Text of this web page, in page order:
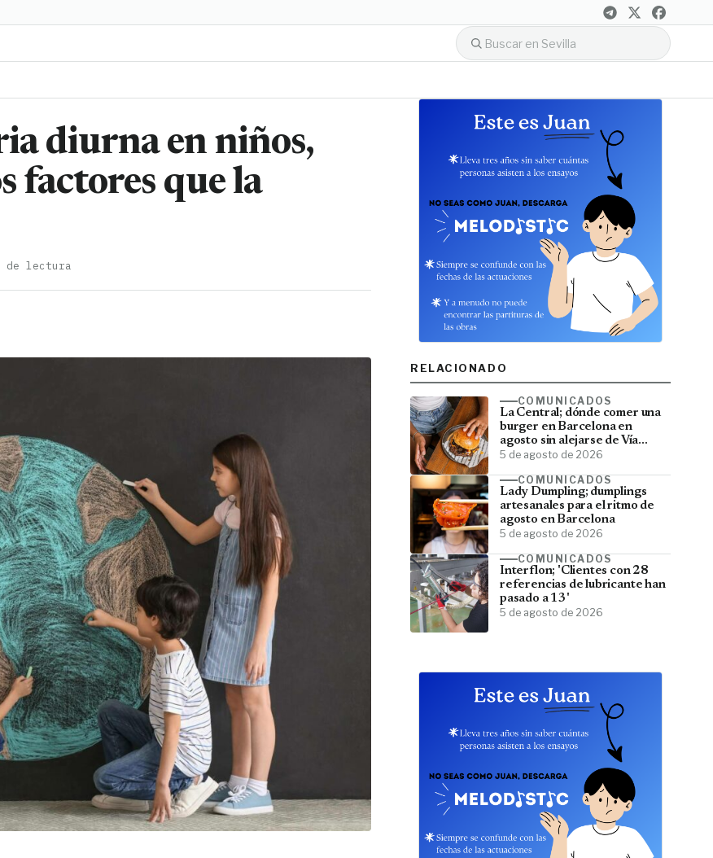
diurna en niños,
factores que la
de lectura
RELACIONADO
COMUNICADOS
La Central; dónde comer una
burger en Barcelona en
agosto sin alejarse de Vía
Laietana
5 de agosto de 2026
COMUNICADOS
Lady Dumpling; dumplings
artesanales para el ritmo de
agosto en Barcelona
5 de agosto de 2026
COMUNICADOS
Interflon; 'Clientes con 28
referencias de lubricante han
pasado a 13'
5 de agosto de 2026